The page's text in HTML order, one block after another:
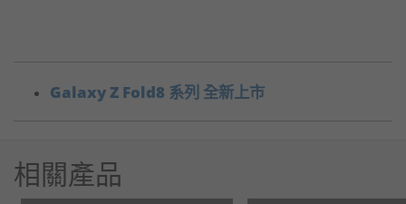
Galaxy Z Fold8 系列 全新上市
相關產品